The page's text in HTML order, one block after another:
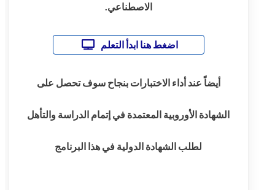
الاصطناعي.
اضغط هنا ابدأ التعلم
أيضاً عند أداء الاختبارات بنجاح سوف تحصل على
الشهادة الأوروبية المعتمدة في إتمام الدراسة والتأهل
لطلب الشهادة الدولية في هذا البرنامج